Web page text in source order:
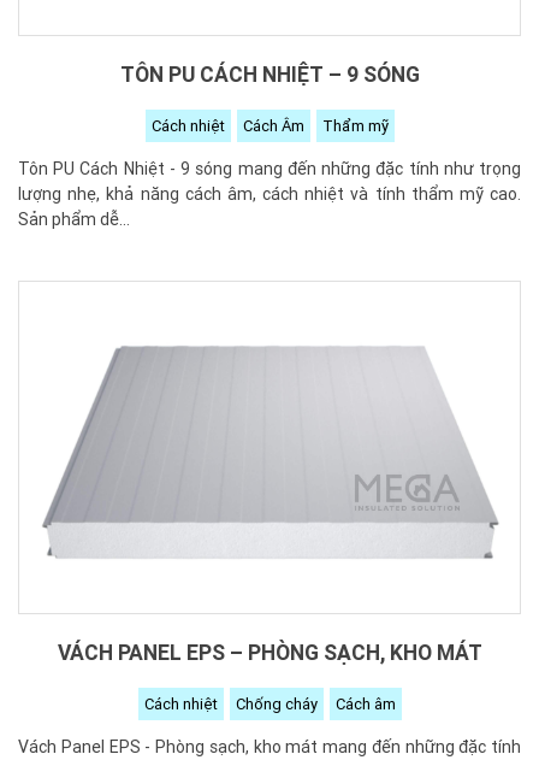
TÔN PU CÁCH NHIỆT – 9 SÓNG
Cách nhiệt Cách Âm Thẩm mỹ
Tôn PU Cách Nhiệt - 9 sóng mang đến những đặc tính như trọng
lượng nhẹ, khả năng cách âm, cách nhiệt và tính thẩm mỹ cao.
Sản phẩm dễ...
VÁCH PANEL EPS – PHÒNG SẠCH, KHO MÁT
Cách nhiệt Chống cháy Cách âm
Vách Panel EPS - Phòng sạch, kho mát mang đến những đặc tính